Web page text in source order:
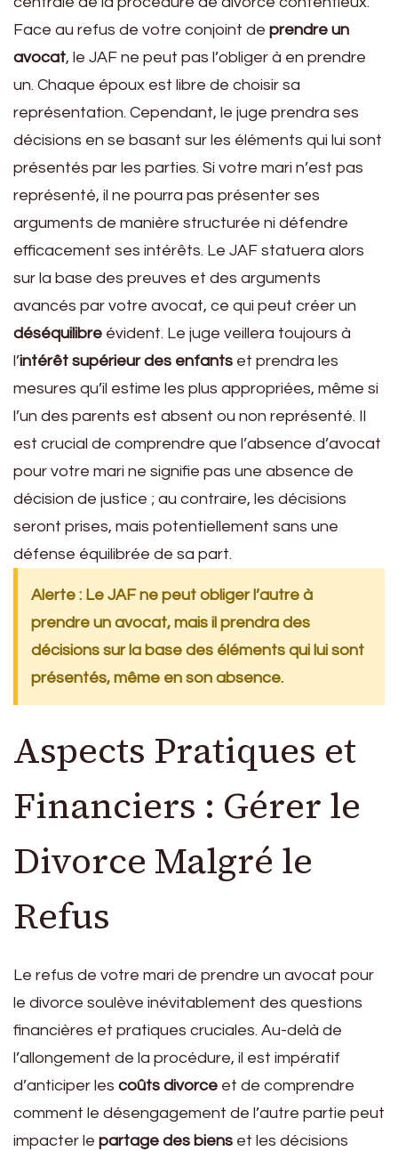
Face au refus de votre conjoint de prendre un
avocat, le JAF ne peut pas l’obliger à en prendre
un. Chaque époux est libre de choisir sa
représentation. Cependant, le juge prendra ses
décisions en se basant sur les éléments qui lui sont
présentés par les parties. Si votre mari n’est pas
représenté, il ne pourra pas présenter ses
arguments de manière structurée ni défendre
efficacement ses intérêts. Le JAF statuera alors
sur la base des preuves et des arguments
avancés par votre avocat, ce qui peut créer un
déséquilibre évident. Le juge veillera toujours à
l’intérêt supérieur des enfants et prendra les
mesures qu’il estime les plus appropriées, même si
l’un des parents est absent ou non représenté. Il
est crucial de comprendre que l’absence d’avocat
pour votre mari ne signifie pas une absence de
décision de justice ; au contraire, les décisions
seront prises, mais potentiellement sans une
défense équilibrée de sa part.
Alerte : Le JAF ne peut obliger l’autre à
prendre un avocat, mais il prendra des
décisions sur la base des éléments qui lui sont
présentés, même en son absence.
Aspects Pratiques et
Financiers : Gérer le
Divorce Malgré le
Refus
Le refus de votre mari de prendre un avocat pour
le divorce soulève inévitablement des questions
financières et pratiques cruciales. Au-delà de
l’allongement de la procédure, il est impératif
d’anticiper les coûts divorce et de comprendre
comment le désengagement de l’autre partie peut
impacter le partage des biens et les décisions